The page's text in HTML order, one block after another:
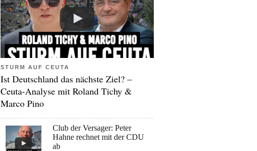
STURM AUF CEUTA
Ist Deutschland das nächste Ziel? –
Ceuta-Analyse mit Roland Tichy &
Marco Pino
Club der Versager: Peter
Hahne rechnet mit der CDU
ab